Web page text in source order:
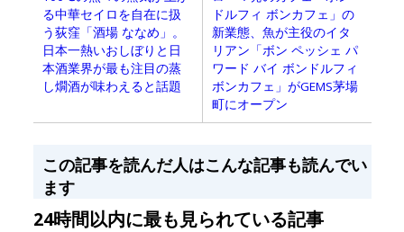
る中華セイロを自在に扱
う荻窪「酒場 ななめ」。
日本一熱いおしぼりと日
本酒業界が最も注目の蒸
し燗酒が味わえると話題
ドルフィ ボンカフェ」の
新業態、魚が主役のイタ
リアン「ボン ペッシェ パ
ワード バイ ボンドルフィ
ボンカフェ」がGEMS茅場
町にオープン
この記事を読んだ人はこんな記事も読んでい
ます
24時間以内に最も見られている記事